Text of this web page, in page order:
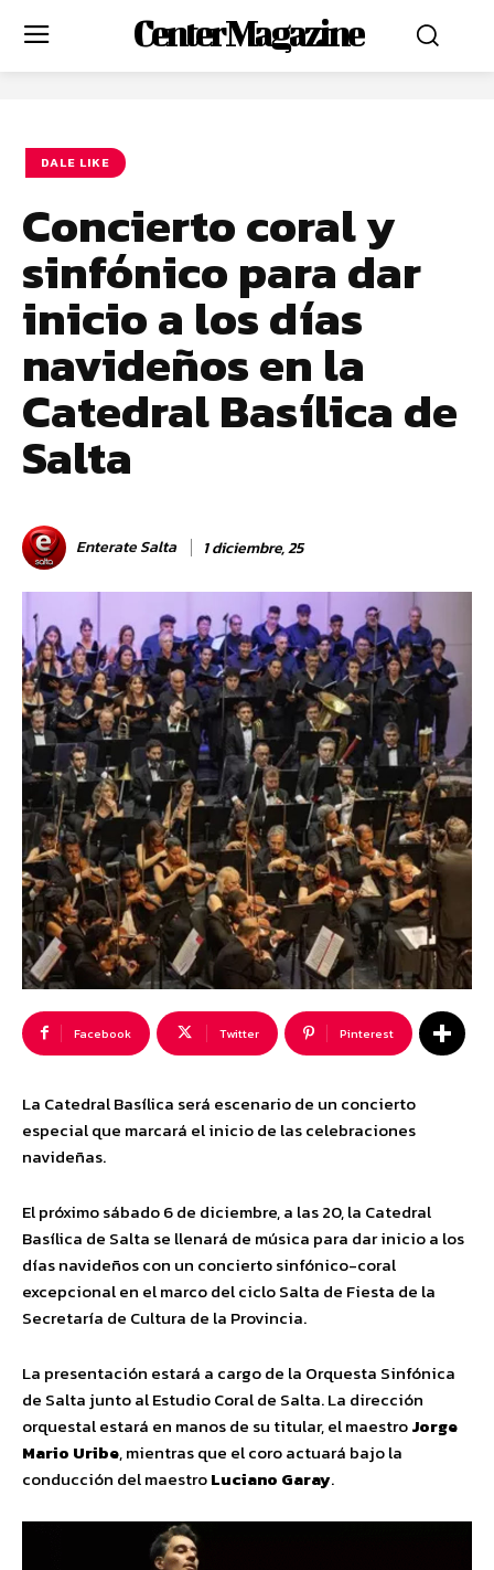
Center Magazine
DALE LIKE
Concierto coral y
sinfónico para dar
inicio a los días
navideños en la
Catedral Basílica de
Salta
Enterate Salta 1 diciembre, 25
Facebook Twitter Pinterest
La Catedral Basílica será escenario de un concierto
especial que marcará el inicio de las celebraciones
navideñas.
El próximo sábado 6 de diciembre, a las 20, la Catedral
Basílica de Salta se llenará de música para dar inicio a los
días navideños con un concierto sinfónico-coral
excepcional en el marco del ciclo Salta de Fiesta de la
Secretaría de Cultura de la Provincia.
La presentación estará a cargo de la Orquesta Sinfónica
de Salta junto al Estudio Coral de Salta. La dirección
orquestal estará en manos de su titular, el maestroJorge
Mario Uribe, mientras que el coro actuará bajo la
conducción del maestroLuciano Garay.